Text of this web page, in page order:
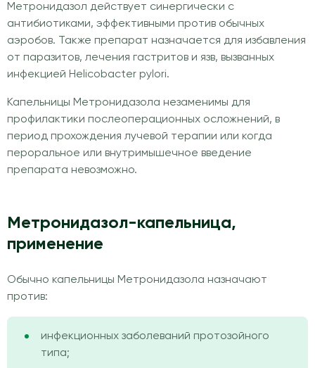
Метронидазол действует синергически с
антибиотиками, эффективными против обычных
аэробов. Также препарат назначается для избавления
от паразитов, лечения гастритов и язв, вызванных
инфекцией Helicobacter pylori.
Капельницы Метронидазола незаменимы для
профилактики послеоперационных осложнений, в
период прохождения лучевой терапии или когда
пероральное или внутримышечное введение
препарата невозможно.
Метронидазол-капельница,
применение
Обычно капельницы Метронидазола назначают
против:
инфекционных заболеваний протозойного
типа;